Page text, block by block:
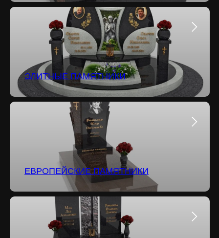
ЭЛИТНЫЕ ПАМЯТНИКИ
ЕВРОПЕЙСКИЕ ПАМЯТНИКИ